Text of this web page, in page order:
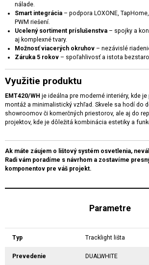
nálade.
Smart integrácia – podpora LOXONE,
PWM riešení.
Ucelený sortiment príslušenstva – spojky a
aj komplexné tvary.
Možnosť viacerých okruhov – nezávislé
Záruka 5 rokov – spoľahlivosť a istota
Využitie produktu
EMT420/WH je ideálna pre moderné interiéry, kde
montáž a minimalistický vzhľad. Skvele sa hodí do
showroomov či komerčných priestorov, ale aj do
projektov, kde je dôležitá kombinácia estetiky a
Ak máte záujem o lištový systém osvetlenia,
Radi vám poradíme s návrhom a zostavíme
komponentov pre váš projekt.
Parametre
Typ Tracklight lišta
Prevedenie DUALWHITE